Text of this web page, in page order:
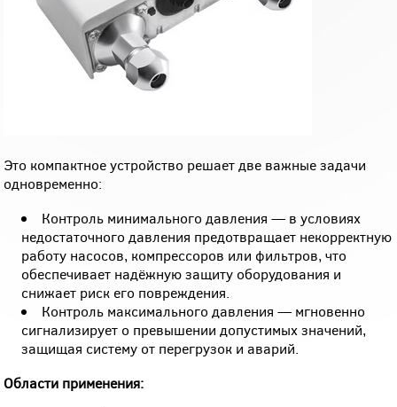
Это компактное устройство решает две важные задачи
одновременно:
Контроль минимального давления — в условиях
недостаточного давления предотвращает некорректную
работу насосов, компрессоров или фильтров, что
обеспечивает надёжную защиту оборудования и
снижает риск его повреждения.
Контроль максимального давления — мгновенно
сигнализирует о превышении допустимых значений,
защищая систему от перегрузок и аварий.
Области применения: